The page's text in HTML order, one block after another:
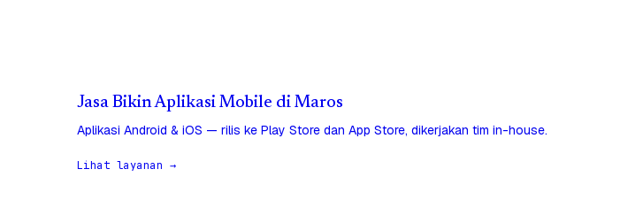
Jasa Bikin Aplikasi Mobile di Maros
Aplikasi Android & iOS — rilis ke Play Store dan App Store, dikerjakan tim in-house.
Lihat layanan →